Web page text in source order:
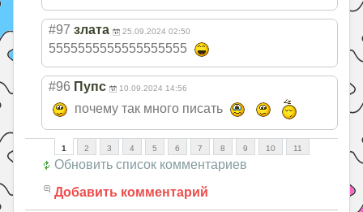
#97 злата 25.09.2024 02:50
5555555555555555555
#96 Пупс 10.09.2024 14:56
почему так много писать
1 2 3 4 5 6 7 8 9 10 11
Обновить список комментариев
Добавить комментарий